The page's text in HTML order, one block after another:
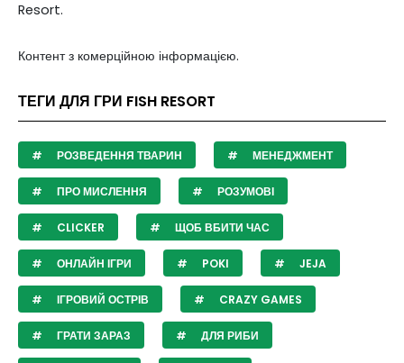
Resort.
Контент з комерційною інформацією.
ТЕГИ ДЛЯ ГРИ FISH RESORT
РОЗВЕДЕННЯ ТВАРИН МЕНЕДЖМЕНТ
ПРО МИСЛЕННЯ РОЗУМОВІ
CLICKER ЩОБ ВБИТИ ЧАС
ОНЛАЙН ІГРИ POKI JEJA
ІГРОВИЙ ОСТРІВ CRAZY GAMES
ГРАТИ ЗАРАЗ ДЛЯ РИБИ